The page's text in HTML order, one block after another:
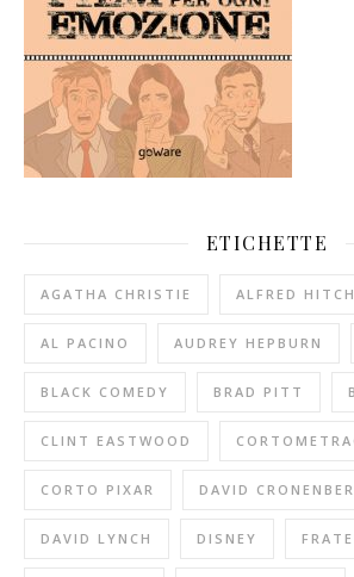
ETICHETTE
AGATHA CHRISTIE ALFRED
AL PACINO AUDREY HEPBURN
BLACK COMEDY BRAD PITT
CLINT EASTWOOD
CORTO PIXAR DAVID
DAVID LYNCH DISNEY